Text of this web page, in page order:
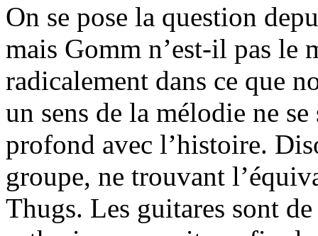
On se pose la question
mais Gomm n’est-il pas le
radicalement dans ce que
un sens de la mélodie ne
profond avec l’histoire.
groupe, ne trouvant
Thugs. Les guitares sont